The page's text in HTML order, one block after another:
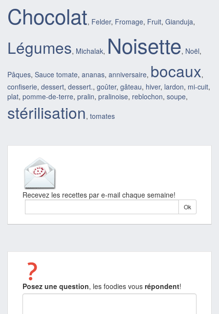
Chocolat, Felder, Fromage, Fruit, Gianduja,
Légumes, Michalak, Noisette, Noël,
Pâques, Sauce tomate, ananas, anniversaire, bocaux,
confiserie, dessert, dessert., goûter, gâteau, hiver, lardon, mi-cuit,
plat, pomme-de-terre, pralin, pralinoise, reblochon, soupe,
stérilisation, tomates
Recevez les recettes par e-mail chaque semaine!
Posez une question, les foodies vous répondent!